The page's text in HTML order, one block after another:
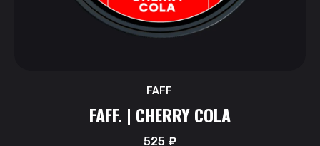
FAFF
FAFF. | CHERRY COLA
525₽